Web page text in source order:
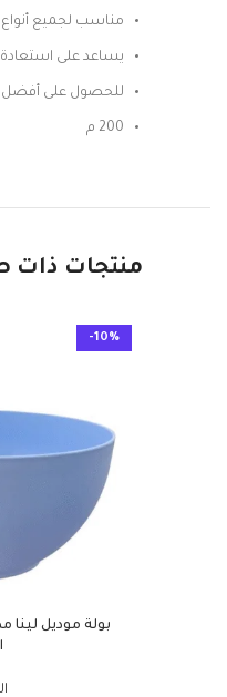
مناسب لجميع
يساعد على استعادة 5 علامات مرئية للشعر المتجدد: أقوى، وأكثر نعومة، وأكثر لمعانًا، وأكثر سمكًا، وأطراف مُصلحة.
للحصول على أفضل
200 م
منتجات ذات
-10%